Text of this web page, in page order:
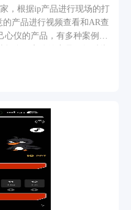
，根据ip产品进行现场的打
产品进行视频查看和AR查
心仪的产品，有多种案例进
收藏联系官方团队进行下一